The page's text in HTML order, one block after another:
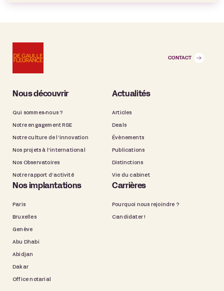
CONTACT
Nous découvrir
Qui sommes-nous ?
Notre engagement RSE
Notre culture de l’innovation
Nos projets à l’international
Nos Observatoires
Notre rapport d’activité
Actualités
Articles
Deals
Évènements
Publications
Distinctions
Vie du cabinet
Nos implantations
Paris
Bruxelles
Genève
Abu Dhabi
Abidjan
Dakar
Office notarial
Carrières
Pourquoi nous rejoindre ?
Candidater !